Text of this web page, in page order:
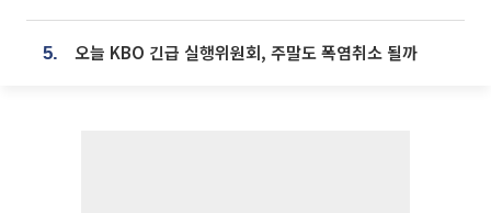
5. 오늘 KBO 긴급 실행위원회, 주말도 폭염취소 될까